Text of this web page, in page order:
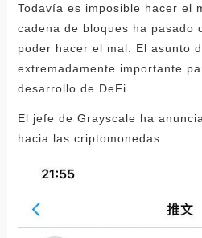
Todavía es imposible hacer el
cadena de bloques ha pasado
poder hacer el mal. El asunto
extremadamente importante
desarrollo de DeFi.
El jefe de Grayscale ha
hacia las criptomonedas.